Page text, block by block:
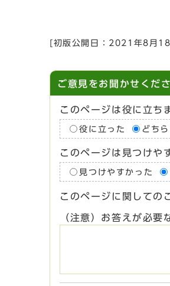
[初版公開日： 2021年8月18
ご意見をお聞かせくだ
このページは役に立ち
役に立った どち
このページは見つけや
見つけやすかった
このページに関しての
（注意）お答えが必